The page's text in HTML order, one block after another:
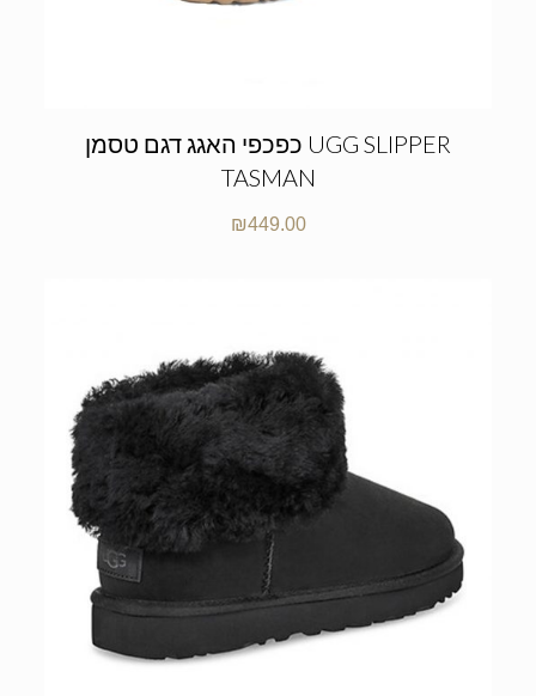
כפכפי האגג דגם טסמן UGG SLIPPER
TASMAN
₪449.00